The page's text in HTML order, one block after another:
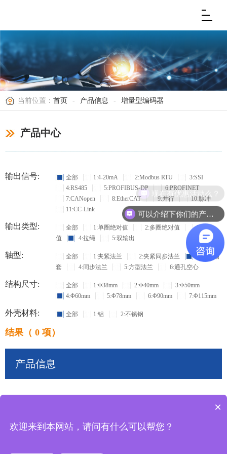
当前位置： 首页 - 产品信息 - 增量型编码器
产品中心
输出信号: 全部 1:4-20mA 2:Modbus RTU
3:SSI
4:RS485
5:PROFIBUS-DP
6:PROFINET
7:CANopen
8:EtherCAT 9:并行
10:脉冲
11:CC-Link
输出类型: 全部 1:单圈绝对值 2:多圈绝对值
3:增量
值
4:拉绳 5:双输出
轴型: 全部 1:夹紧法兰 2:夹紧同步法兰
3:盲孔轴
套
4:同步法兰 5:方型法兰 6:通孔空心
结构尺寸: 全部 1:Φ38mm 2:Φ40mm
3:Φ50mm
4:Φ60mm
5:Φ78mm 6:Φ90mm 7:Φ115mm
外壳材料: 全部 1:铝 2:不锈钢
结果（ 0 项）
产品信息
可以介绍下你们的产品么？
现在有优惠活动么？
×
欢迎来到本网站，请问有什么可以帮您？